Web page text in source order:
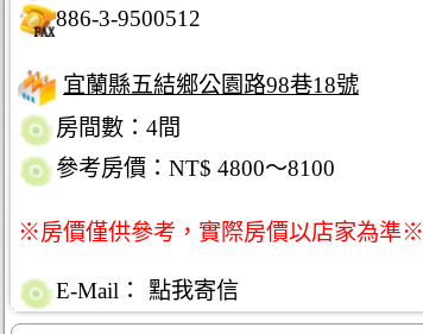
886-3-9500512
宜蘭縣五結鄉公園路98巷18號
房間數：4間
參考房價：NT$ 4800～8100
※房價僅供參考，實際房價以店家為準※
E-Mail： 點我寄信